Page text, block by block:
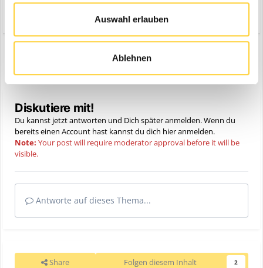
Auswahl erlauben
Ablehnen
Seite 4 von 28
Diskutiere mit!
Du kannst jetzt antworten und Dich später anmelden. Wenn du
bereits einen Account hast kannst du dich hieranmelden.
Note: Your post will require moderator approval before it will be
visible.
Antworte auf dieses Thema...
Share Folgen diesem Inhalt 2